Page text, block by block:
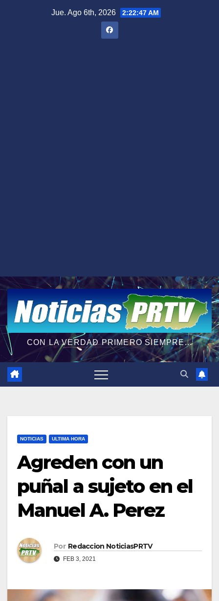
Jue. Ago 6th, 2026 2:22:48 AM
CON LA VERDAD PRIMERO SIEMPRE...
NOTICIAS ULTIMA HORA
Agreden con un
puñal a sujeto en el
Manuel A. Perez
Por Redaccion NoticiasPRTV
FEB 3, 2021